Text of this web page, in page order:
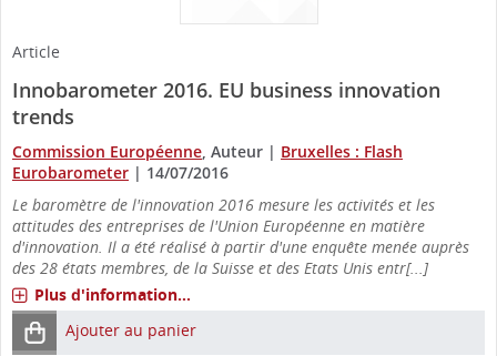
Article
Innobarometer 2016. EU business innovation
trends
Commission Européenne , Auteur | Bruxelles : Flash
Eurobarometer | 14/07/2016
Le baromètre de l'innovation 2016 mesure les activités et les
attitudes des entreprises de l'Union Européenne en matière
d'innovation. Il a été réalisé à partir d'une enquête menée auprès
des 28 états membres, de la Suisse et des Etats Unis entr[...]
Plus d'information...
Ajouter au panier